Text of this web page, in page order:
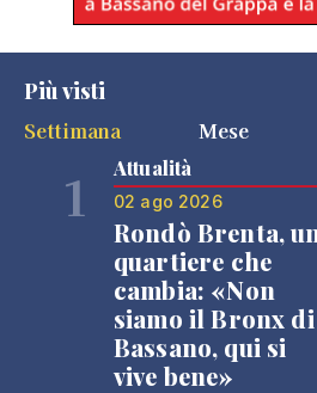
Più visti
Settimana
Mese
1 Attualità
02 ago 2026
Rondò Brenta,
quartiere che
cambia: «Non
siamo il Bronx di
Bassano, qui si
vive bene»